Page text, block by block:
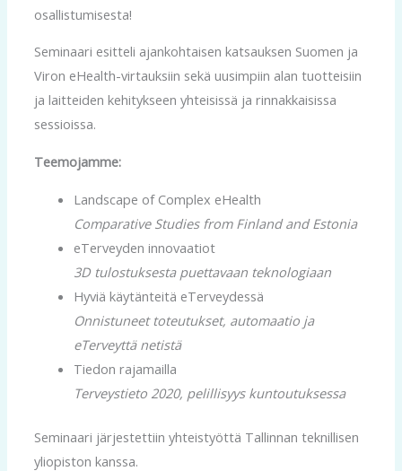
osallistumisesta!
Seminaari esitteli ajankohtaisen katsauksen Suomen ja
Viron eHealth-virtauksiin sekä uusimpiin alan tuotteisiin
ja laitteiden kehitykseen yhteisissä ja rinnakkaisissa
sessioissa.
Teemojamme:
Landscape of Complex eHealth
Comparative Studies from Finland and Estonia
eTerveyden innovaatiot
3D tulostuksesta puettavaan teknologiaan
Hyviä käytänteitä eTerveydessä
Onnistuneet toteutukset, automaatio ja
eTerveyttä netistä
Tiedon rajamailla
Terveystieto 2020, pelillisyys kuntoutuksessa
Seminaari järjestettiin yhteistyöttä Tallinnan teknillisen
yliopiston kanssa.